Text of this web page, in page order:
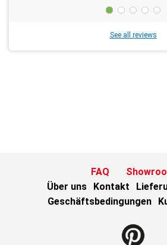
See all reviews
FAQ
Über uns
Kontakt
Geschäftsbedingungen